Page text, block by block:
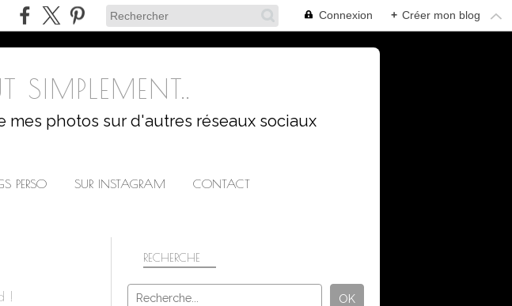
Connexion + Créer mon blog
SIMPLEMENT..
photos sur d'autres réseaux sociaux
PERSO SUR INSTAGRAM CONTACT
!
RECHERCHE